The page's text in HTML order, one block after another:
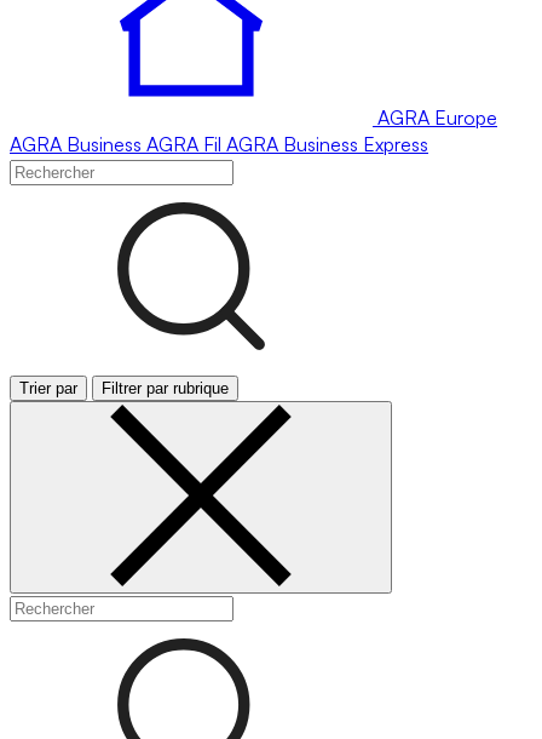
AGRA Europe
AGRA Business AGRA Fil AGRA Business Express
Trier par Filtrer par rubrique